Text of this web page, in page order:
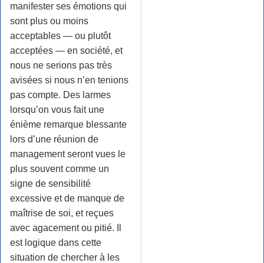
manifester ses émotions qui
sont plus ou moins
acceptables — ou plutôt
acceptées — en société, et
nous ne serions pas très
avisées si nous n’en tenions
pas compte. Des larmes
lorsqu’on vous fait une
énième remarque blessante
lors d’une réunion de
management seront vues le
plus souvent comme un
signe de sensibilité
excessive et de manque de
maîtrise de soi, et reçues
avec agacement ou pitié. Il
est logique dans cette
situation de chercher à les